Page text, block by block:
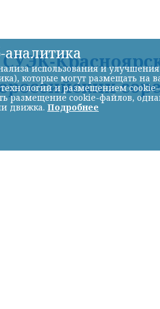
аналитика
использования и улучшения
которые могут размещать
и размещением
размещение cookie-файлов,
движка. Подробнее